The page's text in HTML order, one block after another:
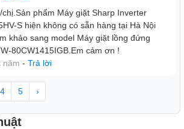
chị.Sản phẩm Máy giặt Sharp Inverter
S hiện không có sẵn hàng tại Hà Nội
khảo sang model Máy giặt lồng đứng
80CW1415IGB.Em cảm ơn !
năm - Trả lời
4 5 ›